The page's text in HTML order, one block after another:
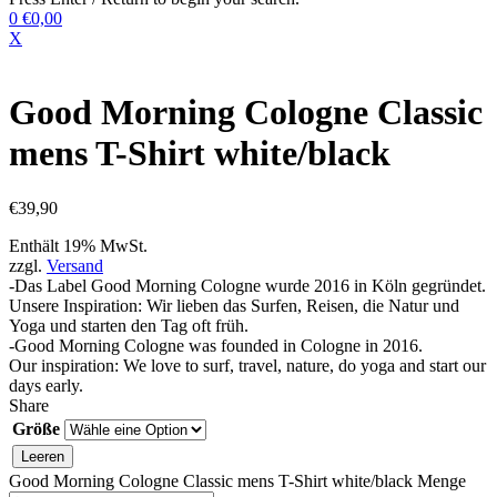
0 €0,00
X
Good Morning Cologne Classic
mens T-Shirt white/black
€39,90
Enthält 19% MwSt.
zzgl. Versand
-Das Label Good Morning Cologne wurde 2016 in Köln gegründet.
Unsere Inspiration: Wir lieben das Surfen, Reisen, die Natur und
Yoga und starten den Tag oft früh.
-Good Morning Cologne was founded in Cologne in 2016.
Our inspiration: We love to surf, travel, nature, do yoga and start our
days early.
Share
Größe
Leeren
Good Morning Cologne Classic mens T-Shirt white/black Menge